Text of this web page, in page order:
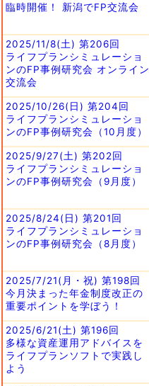
臨時開催！ 新潟でFP交流会
2025/11/8(土) 第206回
ライフプランシミュレーショ
ンのFP事例研究会 オンライン
交流会
2025/10/26(日) 第204回
ライフプランシミュレーショ
ンのFP事例研究会（10月度）
2025/9/27(土) 第202回
ライフプランシミュレーショ
ンのFP事例研究会（9月度）
2025/8/24(日) 第201回
ライフプランシミュレーショ
ンのFP事例研究会（8月度）
2025/7/21(月・祝) 第198回
今月決まった年金制度改正の
重要ポイントを学ぼう！
2025/6/21(土) 第196回
多様な資産運用アドバイスを
ライフプランソフトで実践し
よう